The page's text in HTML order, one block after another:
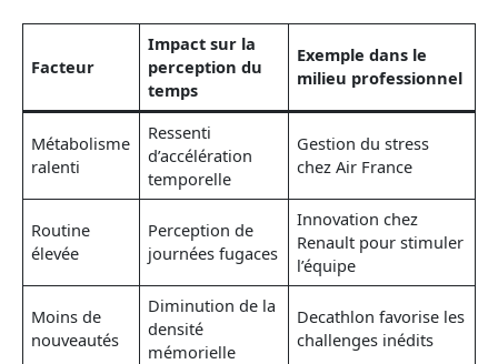
Facteur
Impact sur la
perception du
temps
Exemple dans le
milieu professionnel
Métabolisme
ralenti
Ressenti
d’accélération
temporelle
Gestion du stress
chez Air France
Routine
élevée
Perception de
journées fugaces
Innovation chez
Renault pour stimuler
l’équipe
Moins de
nouveautés
Diminution de la
densité
mémorielle
Decathlon favorise les
challenges inédits